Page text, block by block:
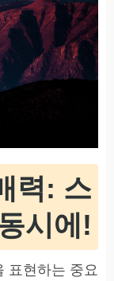
력: 스
시에!
표현하는 중요